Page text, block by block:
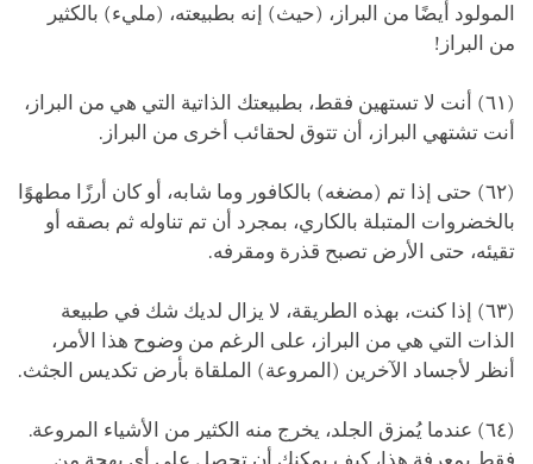
المولود أيضًا من البراز، (حيث) إنه بطبيعته، (مليء) بالكثير
من البراز!
(٦١) أنت لا تستهين فقط، بطبيعتك الذاتية التي هي من البراز،
أنت تشتهي البراز، أن تتوق لحقائب أخرى من البراز.
(٦٢) حتى إذا تم (مضغه) بالكافور وما شابه، أو كان أرزًا مطهوًا
بالخضروات المتبلة بالكاري، بمجرد أن تم تناوله ثم بصقه أو
تقيئه، حتى الأرض تصبح قذرة ومقرفه.
(٦٣) إذا كنت، بهذه الطريقة، لا يزال لديك شك في طبيعة
الذات التي هي من البراز، على الرغم من وضوح هذا الأمر،
أنظر لأجساد الآخرين (المروعة) الملقاة بأرض تكديس الجثث.
(٦٤) عندما يُمزق الجلد، يخرج منه الكثير من الأشياء المروعة.